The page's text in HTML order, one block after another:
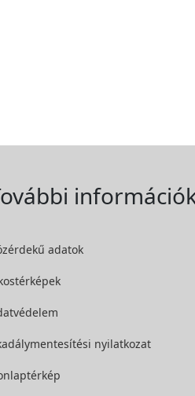
adatok
nyilatkozat